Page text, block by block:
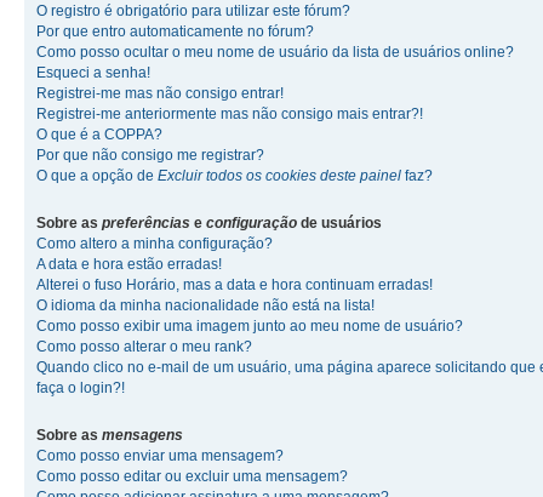
O registro é obrigatório para utilizar este fórum?
Por que entro automaticamente no fórum?
Como posso ocultar o meu nome de usuário da lista de usuários online?
Esqueci a senha!
Registrei-me mas não consigo entrar!
Registrei-me anteriormente mas não consigo mais entrar?!
O que é a COPPA?
Por que não consigo me registrar?
O que a opção de Excluir todos os cookies deste painel faz?
Sobre as preferências e configuração de usuários
Como altero a minha configuração?
A data e hora estão erradas!
Alterei o fuso Horário, mas a data e hora continuam erradas!
O idioma da minha nacionalidade não está na lista!
Como posso exibir uma imagem junto ao meu nome de usuário?
Como posso alterar o meu rank?
Quando clico no e-mail de um usuário, uma página aparece solicitando que
faça o login?!
Sobre as mensagens
Como posso enviar uma mensagem?
Como posso editar ou excluir uma mensagem?